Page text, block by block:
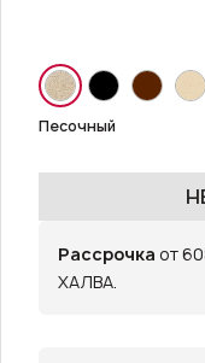
Песочный
Рассрочка от
ХАЛВА.